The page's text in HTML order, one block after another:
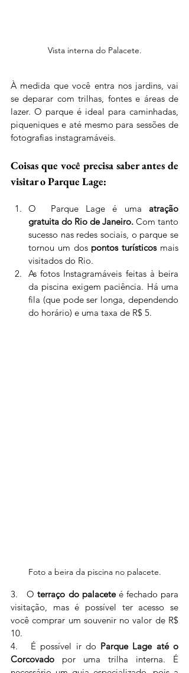
Vista interna do Palacete.
À medida que você entra nos jardins, vai
se deparar com trilhas, fontes e áreas de
lazer. O parque é ideal para caminhadas,
piqueniques e até mesmo para sessões de
fotografias instagramáveis.
Coisas que você precisa saber antes de
visitar o Parque Lage:
O  Parque Lage é uma atração
gratuita do Rio de Janeiro. Com tanto
sucesso nas redes sociais, o parque se
tornou um dos pontos turísticos mais
visitados do Rio.
As fotos Instagramáveis feitas à beira
da piscina exigem paciência. Há uma
fila (que pode ser longa, dependendo
do horário) e uma taxa de R$ 5.
Foto a beira da piscina no palacete.
3.   O terraço do palacete é fechado para
visitação, mas é possível ter acesso se
você comprar um souvenir no valor de R$
10.
4. É possível ir do Parque Lage até o
Corcovado por uma trilha interna. É